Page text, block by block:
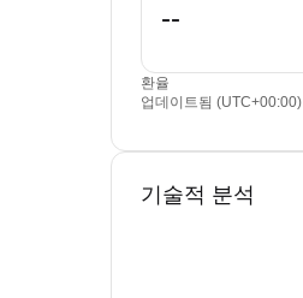
환율
업데이트됨 (UTC+00:00)
기술적 분석